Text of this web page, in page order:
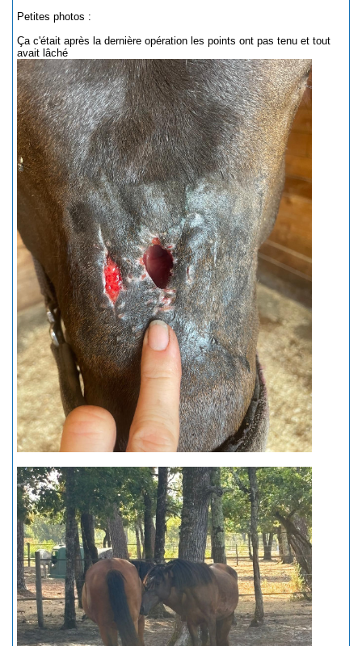
Petites photos :
Ça c'était après la dernière opération les points ont pas tenu et tout
avait lâché